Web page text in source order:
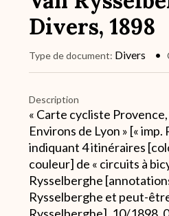
Divers, 1898
Type de document Divers
Description
« Carte cycliste
Environs de Lyon » [«
indiquant 4 itinéraires
couleur] de « circuits à
Rysselberghe
Rysselberghe et peut-